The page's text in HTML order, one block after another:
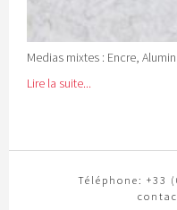
Medias mixtes : Encre,
Lire la suite...
Téléphone: +33